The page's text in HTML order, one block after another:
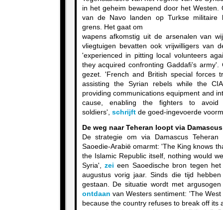
in het geheim bewapend door het Westen.
van de Navo landen op Turkse militaire
grens. Het gaat om
wapens afkomstig uit de arsenalen van
vliegtuigen bevatten ook vrijwilligers van
'experienced in pitting local volunteers
they acquired confronting Gaddafi’s
gezet. 'French and British special forces
assisting the Syrian rebels while the
providing communications equipment and
cause, enabling the fighters to avoid
soldiers', schrijftde goed-ingevoerde
De weg naar Teheran loopt via Damascus
De strategie om via Damascus
Saoedie-Arabië omarmt: 'The King knows
the Islamic Republic itself, nothing would
Syria', zei een Saoedische bron tegen
augustus vorig jaar. Sinds die tijd
gestaan. De situatie wordt met
ontdaan van Westers sentiment: 'The
because the country refuses to break off its